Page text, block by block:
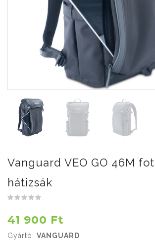
Vanguard VEO GO 46M
hátizsák
41 900 Ft
Gyártó: VANGUARD